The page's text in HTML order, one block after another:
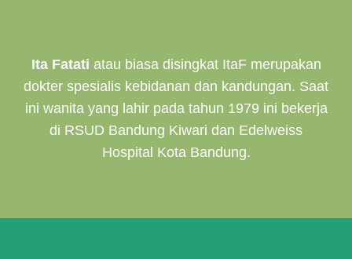
Ita Fatati atau biasa disingkat ItaF merupakan
dokter spesialis kebidanan dan kandungan. Saat
ini wanita yang lahir pada tahun 1979 ini bekerja
di RSUD Bandung Kiwari dan Edelweiss
Hospital Kota Bandung.